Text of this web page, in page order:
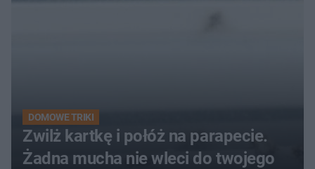
DOMOWE TRIKI
Zwilż kartkę i połóż na parapecie.
Żadna mucha nie wleci do twojego